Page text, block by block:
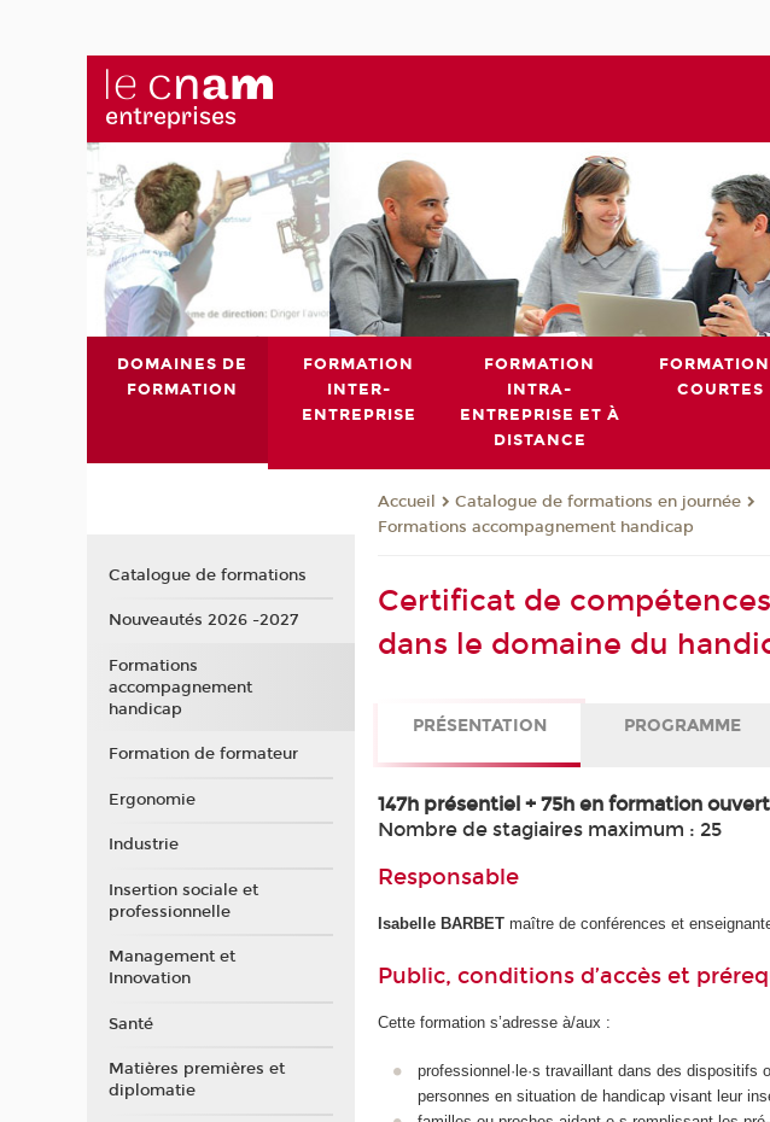
DOMAINES DE
FORMATION
FORMATION
INTER-
ENTREPRISE
FORMATION
INTRA-
ENTREPRISE ET À
DISTANCE
COURTES
Accueil
Catalogue de formations en journée
Formations accompagnement handicap
Certificat de
dans le domaine du
PRÉSENTATION PROGRAMME
147h présentiel + 75h en formation
Nombre de stagiaires maximum : 25
Responsable
Isabelle BARBET maître de conférences et
Public, conditions d’accès et
Cette formation s’adresse à/aux :
professionnel·le·s travaillant dans des
personnes en situation de handicap visant leur
Catalogue de formations
Nouveautés 2026 -2027
Formations
accompagnement
handicap
Formation de formateur
Ergonomie
Industrie
Insertion sociale et
professionnelle
Management et
Innovation
Santé
Matières premières et
diplomatie